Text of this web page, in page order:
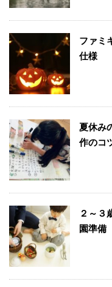
ファミ
仕様
夏休み
作のコ
２～３
園準備